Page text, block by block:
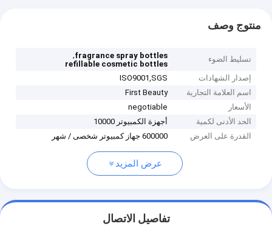
منتوج وصف
تسليط الضوء fragrance spray bottles
,
refillable cosmetic bottles
إصدار الشهادات
ISO9001,SGS
اسم العلامة التجارية
First Beauty
الأسعار
negotiable
الحد الأدنى لكمية
أجهزة الكمبيوتر 10000
القدرة على العرض
600000 جهاز كمبيوتر شخصى / شهر
عرض المزيد
تفاصيل الاتصال